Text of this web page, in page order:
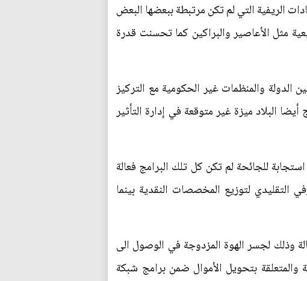
الريفية التي لم تكن مرتبطة ببعضها البعض
مثل الأعاصير والبراكين كما تحسنت قدرة
الدولة والمنظمات غير الحكومية مع التركيز
البلاد ميزة غير متوقعة في إدارة التأثير
للجائحة لم تكن كل تلك البرامج فعالة
لتوزيع المخصصات النقدية بينما
وذلك لجسر الهوة المزدوجة في الوصول الى
والمتعلقة بتحويل الأموال ضمن برامج شبكة